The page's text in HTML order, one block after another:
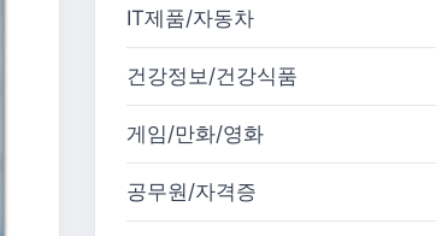
IT제품/자동차
건강정보/건강식품
게임/만화/영화
공무원/자격증